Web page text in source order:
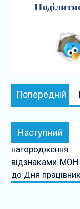
Навігація
записів
Попередній
Наступний
відзнаками МОН
до Дня